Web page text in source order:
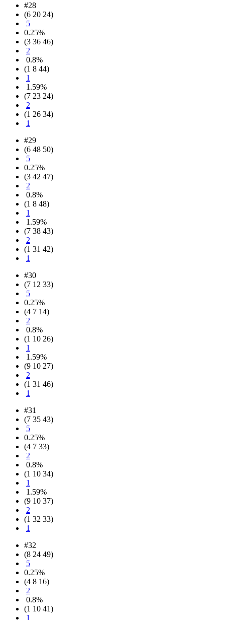
#28
(6 20 24)
5
0.25%
(3 36 46)
2
0.8%
(1 8 44)
1
1.59%
(7 23 24)
2
(1 26 34)
1
#29
(6 48 50)
5
0.25%
(3 42 47)
2
0.8%
(1 8 48)
1
1.59%
(7 38 43)
2
(1 31 42)
1
#30
(7 12 33)
5
0.25%
(4 7 14)
2
0.8%
(1 10 26)
1
1.59%
(9 10 27)
2
(1 31 46)
1
#31
(7 35 43)
5
0.25%
(4 7 33)
2
0.8%
(1 10 34)
1
1.59%
(9 10 37)
2
(1 32 33)
1
#32
(8 24 49)
5
0.25%
(4 8 16)
2
0.8%
(1 10 41)
1